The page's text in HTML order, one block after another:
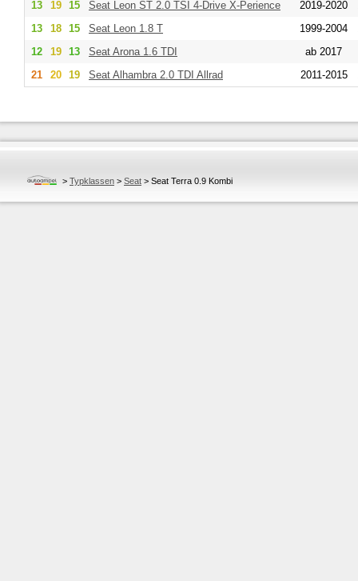
13 19 15 Seat Leon ST 2.0 TSI 4-Drive X-Perience 2019-2020
13
18 15 Seat Leon 1.8 T 1999-2004
12
19 13 Seat Arona 1.6 TDI
ab 2017
21
20 19 Seat Alhambra 2.0 TDI Allrad 2011-2015
> Typklassen > Seat > Seat Terra 0.9 Kombi